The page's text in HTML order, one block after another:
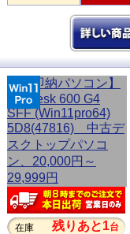
在庫 残りあと1台